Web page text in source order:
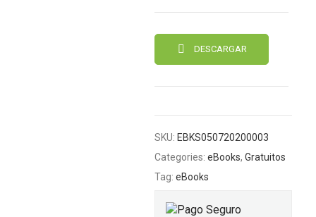
DESCARGAR
SKU: EBKS050720200003
Categories: eBooks, Gratuitos
Tag: eBooks